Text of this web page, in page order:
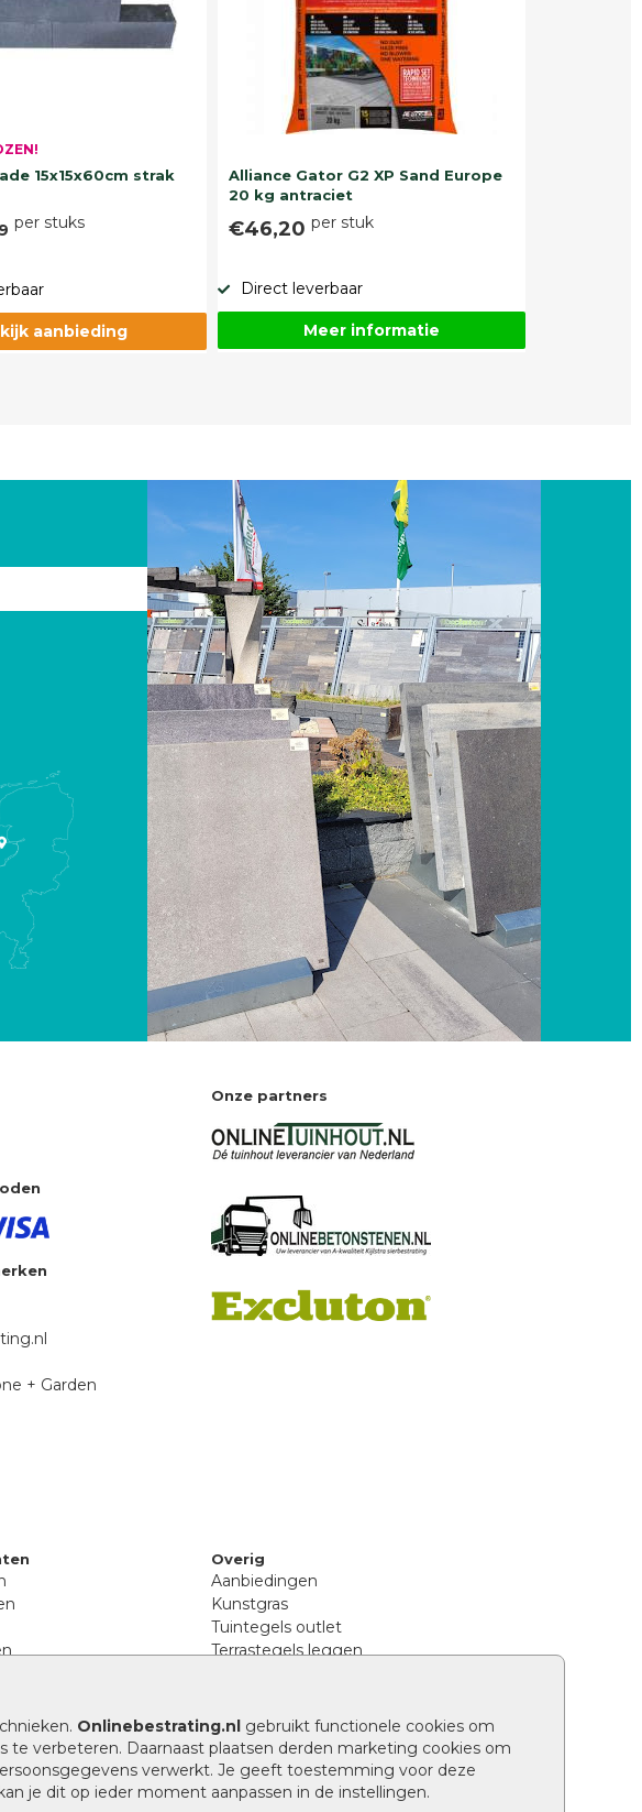
Onlinebestrating.nl gebruikt functionele cookies om
verbeteren. Daarnaast plaatsen derden marketing cookies om
verwerkt. Je geeft toestemming voor deze
je dit op ieder moment aanpassen in de instellingen.
15x15x60cm strak
per stuks
aanbieding
Alliance Gator G2 XP Sand Europe
20 kg antraciet
€46,20 per stuk
Direct leverbaar
Meer informatie
+ Garden
Onze partners
diversen
betonelementen
zand
Overig
Aanbiedingen
Kunstgras
Tuintegels outlet
Terrastegels leggen
Legpatronen betonstenen
Hoe betonstenen onderhouden
Aanlegtips voor betonstenen
Verschil betontegels en keramische